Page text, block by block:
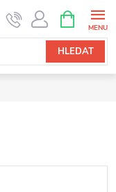
HLEDAT
NÁKUPNÍ
KOŠÍK